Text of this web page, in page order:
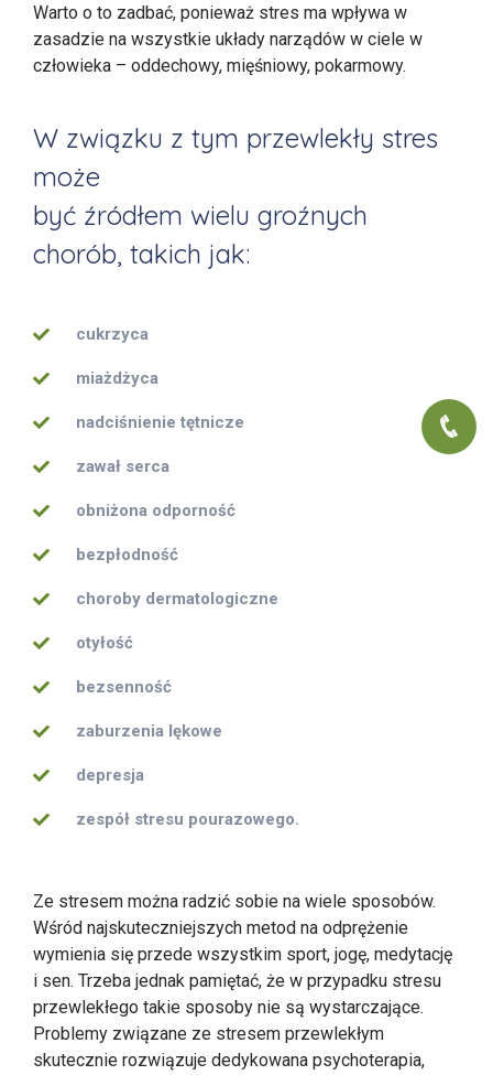
Warto o to zadbać, ponieważ stres ma wpływa w
zasadzie na wszystkie układy narządów w ciele w
człowieka – oddechowy, mięśniowy, pokarmowy.
W związku z tym przewlekły stres
może
być źródłem wielu groźnych
chorób, takich jak:
cukrzyca
miażdżyca
nadciśnienie tętnicze
zawał serca
obniżona odporność
bezpłodność
choroby dermatologiczne
otyłość
bezsenność
zaburzenia lękowe
depresja
zespół stresu pourazowego.
Ze stresem można radzić sobie na wiele sposobów.
Wśród najskuteczniejszych metod na odprężenie
wymienia się przede wszystkim sport, jogę, medytację
i sen. Trzeba jednak pamiętać, że w przypadku stresu
przewlekłego takie sposoby nie są wystarczające.
Problemy związane ze stresem przewlekłym
skutecznie rozwiązuje dedykowana psychoterapia,